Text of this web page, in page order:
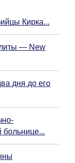
Кирка...
— New
дня до его
больнице...